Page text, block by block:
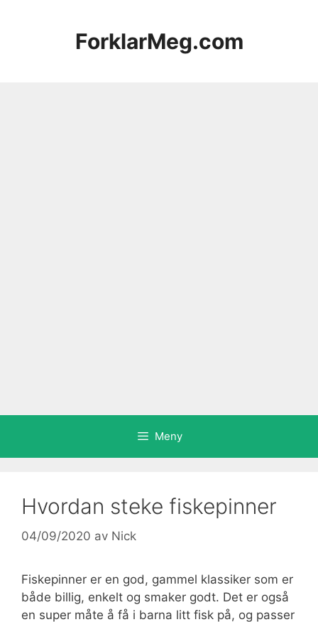
ForklarMeg.com
Meny
Hvordan steke fiskepinner
04/09/2020 av Nick
Fiskepinner er en god, gammel klassiker som er
både billig, enkelt og smaker godt. Det er også
en super måte å få i barna litt fisk på, og passer